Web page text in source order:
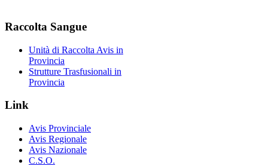
Raccolta Sangue
Unità di Raccolta Avis in
Provincia
Strutture Trasfusionali in
Provincia
Link
Avis Provinciale
Avis Regionale
Avis Nazionale
C.S.O.